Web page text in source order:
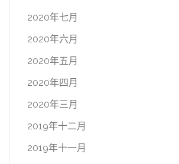
2020年七月
2020年六月
2020年五月
2020年四月
2020年三月
2019年十二月
2019年十一月